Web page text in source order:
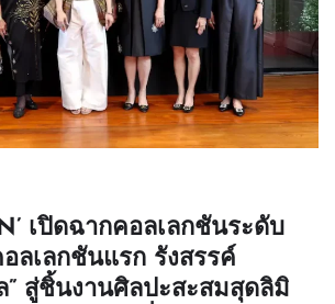
เปิดฉากคอลเลกชันระดับ
ลเลกชันแรก รังสรรค์
” สู่ชิ้นงานศิลปะสะสมสุดลิมิ